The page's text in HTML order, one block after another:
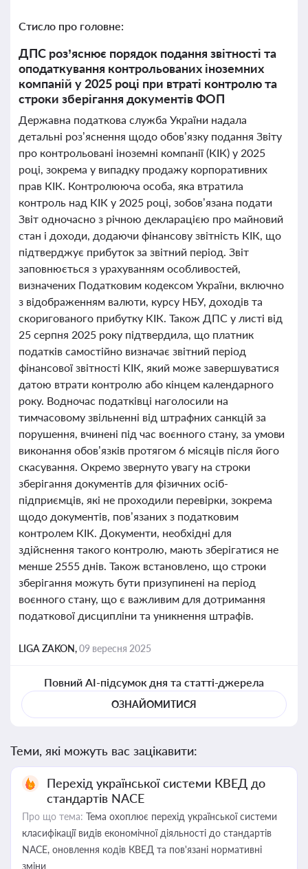
Стисло про головне:
ДПС роз’яснює порядок подання звітності та
оподаткування контрольованих іноземних
компаній у 2025 році при втраті контролю та
строки зберігання документів ФОП
Державна податкова служба України надала
детальні роз’яснення щодо обов’язку подання Звіту
про контрольовані іноземні компанії (КІК) у 2025
році, зокрема у випадку продажу корпоративних
прав КІК. Контролююча особа, яка втратила
контроль над КІК у 2025 році, зобов’язана подати
Звіт одночасно з річною декларацією про майновий
стан і доходи, додаючи фінансову звітність КІК, що
підтверджує прибуток за звітний період. Звіт
заповнюється з урахуванням особливостей,
визначених Податковим кодексом України, включно
з відображенням валюти, курсу НБУ, доходів та
скоригованого прибутку КІК. Також ДПС у листі від
25 серпня 2025 року підтвердила, що платник
податків самостійно визначає звітний період
фінансової звітності КІК, який може завершуватися
датою втрати контролю або кінцем календарного
року. Водночас податківці наголосили на
тимчасовому звільненні від штрафних санкцій за
порушення, вчинені під час воєнного стану, за умови
виконання обов’язків протягом 6 місяців після його
скасування. Окремо звернуто увагу на строки
зберігання документів для фізичних осіб-
підприємців, які не проходили перевірки, зокрема
щодо документів, пов’язаних з податковим
контролем КІК. Документи, необхідні для
здійснення такого контролю, мають зберігатися не
менше 2555 днів. Також встановлено, що строки
зберігання можуть бути призупинені на період
воєнного стану, що є важливим для дотримання
податкової дисципліни та уникнення штрафів.
LIGA ZAKON,09 вересня 2025
Повний AI-підсумок дня та статті-джерела
ОЗНАЙОМИТИСЯ
Теми, які можуть вас зацікавити:
Перехід української системи КВЕД до
стандартів NACE
Про що тема: Тема охоплює перехід української системи
класифікації видів економічної діяльності до стандартів
NACE, оновлення кодів КВЕД та пов'язані нормативні
зміни